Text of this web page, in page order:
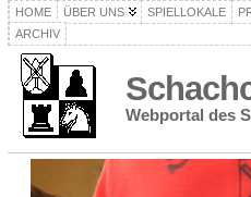
HOME ÜBER UNS SPIELLOKALE
ARCHIV
Webportal des